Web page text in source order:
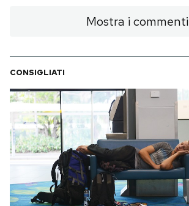
Mostra i commenti
CONSIGLIATI